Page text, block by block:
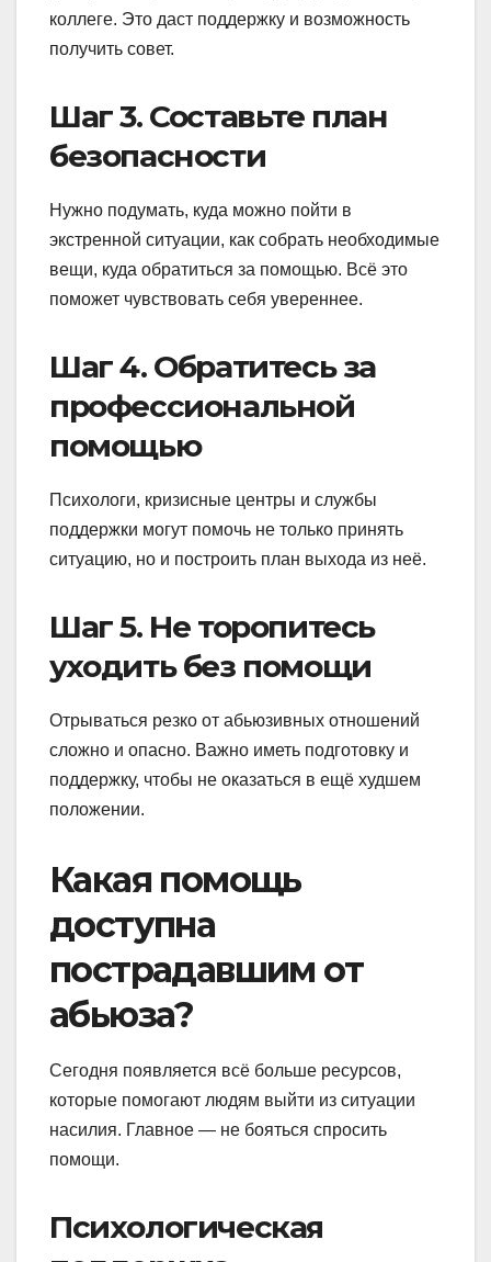
коллеге. Это даст поддержку и возможность
получить совет.
Шаг 3. Составьте план
безопасности
Нужно подумать, куда можно пойти в
экстренной ситуации, как собрать необходимые
вещи, куда обратиться за помощью. Всё это
поможет чувствовать себя увереннее.
Шаг 4. Обратитесь за
профессиональной
помощью
Психологи, кризисные центры и службы
поддержки могут помочь не только принять
ситуацию, но и построить план выхода из неё.
Шаг 5. Не торопитесь
уходить без помощи
Отрываться резко от абьюзивных отношений
сложно и опасно. Важно иметь подготовку и
поддержку, чтобы не оказаться в ещё худшем
положении.
Какая помощь
доступна
пострадавшим от
абьюза?
Сегодня появляется всё больше ресурсов,
которые помогают людям выйти из ситуации
насилия. Главное — не бояться спросить
помощи.
Психологическая